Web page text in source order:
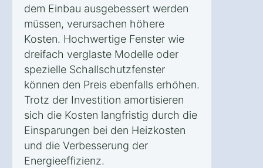
dem Einbau ausgebessert werden
müssen, verursachen höhere
Kosten. Hochwertige Fenster wie
dreifach verglaste Modelle oder
spezielle Schallschutzfenster
können den Preis ebenfalls erhöhen.
Trotz der Investition amortisieren
sich die Kosten langfristig durch die
Einsparungen bei den Heizkosten
und die Verbesserung der
Energieeffizienz.